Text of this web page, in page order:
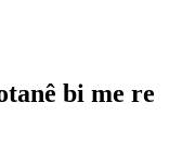
bi me re